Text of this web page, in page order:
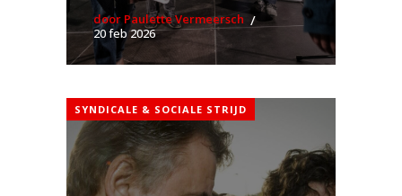
door Paulette Vermeersch
20 feb 2026
SYNDICALE & SOCIALE STRIJD